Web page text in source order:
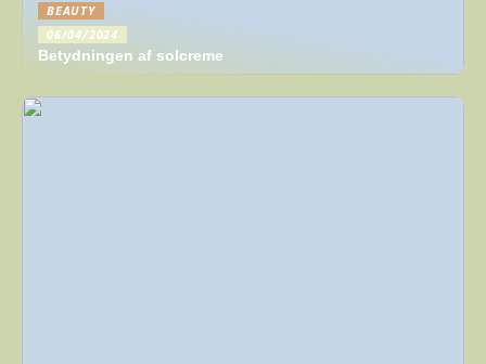
BEAUTY
06/04/2024
Betydningen af solcreme